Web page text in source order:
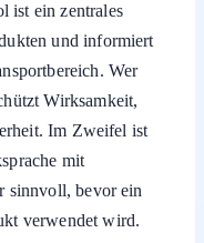
ist ein zentrales
und informiert
Wer
Wirksamkeit,
Im Zweifel ist
mit
sinnvoll, bevor ein
verwendet wird.